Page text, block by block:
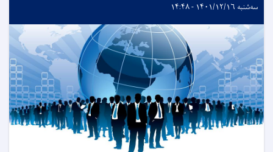
سه‌شنبه ۱۴۰۱/۱۲/۱۶ - ۱۴:۴۸